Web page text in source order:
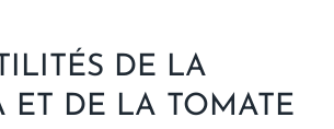
DE LA
ET DE LA TOMATE